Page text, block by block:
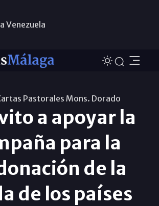
Venezuela
Pastorales Mons. Dorado
a apoyar la
para la
de la
de los países